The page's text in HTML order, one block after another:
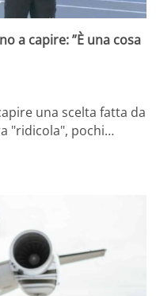
a capire: ”È una cosa
una scelta fatta da
"ridicola", pochi…